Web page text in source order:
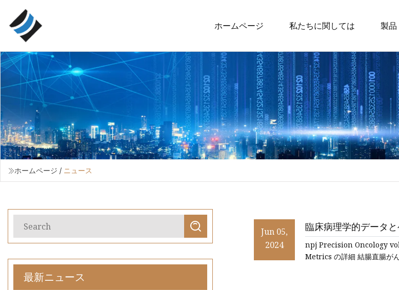
ホームページ 私たちに関しては 製品
引
ド
ス
ホームページ / ニュース
最新ニュース
Jun 05,
2024
臨床病理学的データ
予測モデル
npj Precision Oncology
Metrics の詳細 結腸直腸が